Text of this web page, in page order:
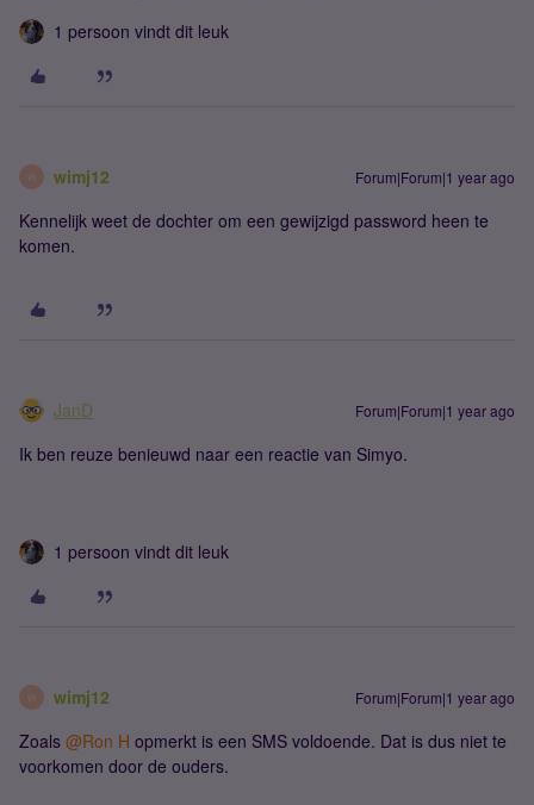
1 persoon vindt dit leuk
W wimj12 Forum|Forum|1 year ago
Kennelijk weet de dochter om een gewijzigd password heen te
komen.
JanD Forum|Forum|1 year ago
Ik ben reuze benieuwd naar een reactie van Simyo.
1 persoon vindt dit leuk
W wimj12 Forum|Forum|1 year ago
Zoals ​ @Ron H opmerkt is een SMS voldoende. Dat is dus niet te
voorkomen door de ouders.